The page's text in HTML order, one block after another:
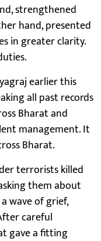
strengthened
hand, presented
in greater clarity.
earlier this
all past records
Bharat and
management. It
Bharat.
terrorists killed
them about
wave of grief,
careful
gave a fitting